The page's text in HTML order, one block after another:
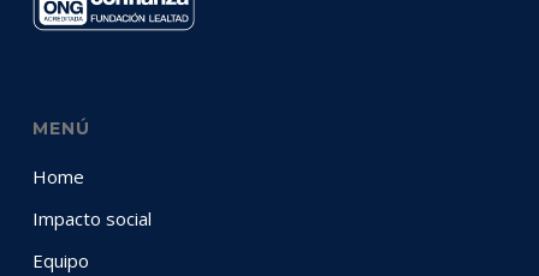
MENÚ
Home
Impacto social
Equipo